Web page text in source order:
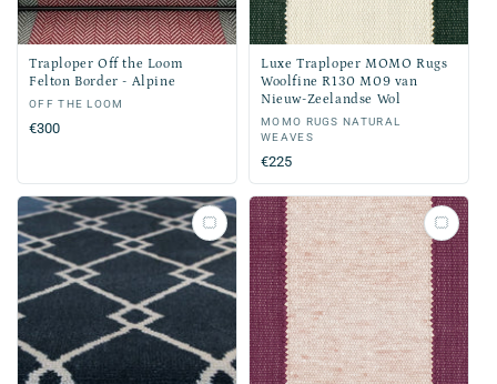
Traploper Off the Loom
Felton Border - Alpine
Verkoper:
OFF THE LOOM
Normale
€300
Luxe Traploper MOMO Rugs
Woolfine R130 M09 van
Nieuw-Zeelandse Wol
Verkoper:
MOMO RUGS NATURAL
WEAVES
Normale
prijs
€225